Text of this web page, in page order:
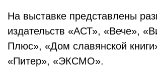
На выставке представлены
издательств «АСТ», «Вече»,
Плюс», «Дом славянской
«Питер», «ЭКСМО».